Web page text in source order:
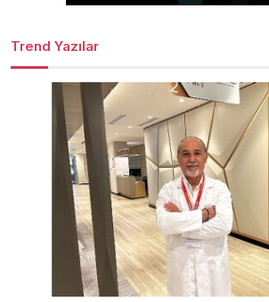
Trend Yazılar